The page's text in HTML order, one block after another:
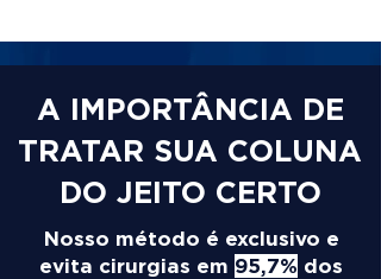
A IMPORTÂNCIA DE
TRATAR SUA COLUNA
DO JEITO CERTO
Nosso método é exclusivo e
evita cirurgias em 95,7% dos